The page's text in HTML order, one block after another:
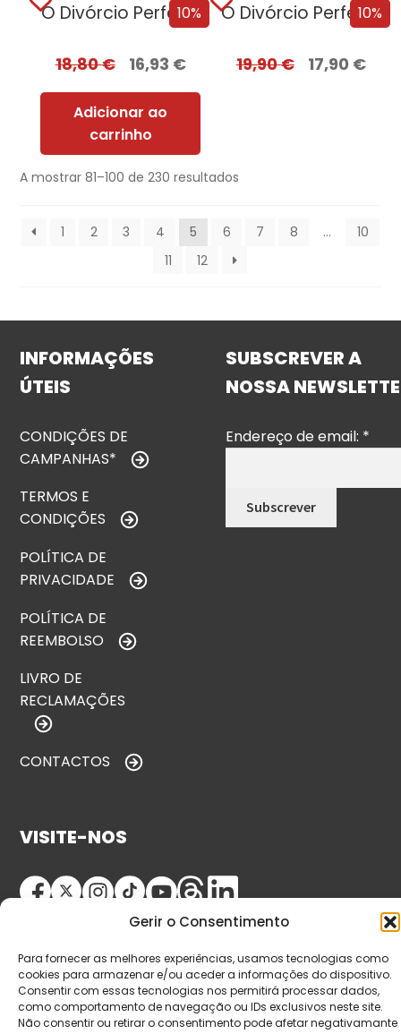
Gerir o Consentimento
Para fornecer as melhores experiências, usamos tecnologias como
cookies para armazenar e/ou aceder a informações do dispositivo.
Consentir com essas tecnologias nos permitirá processar dados,
como comportamento de navegação ou IDs exclusivos neste site.
Não consentir ou retirar o consentimento pode afetar negativamante
10%
O Divórcio Perfeito
18,80€ 16,93 €
Adicionar ao
carrinho
10%
O Divórcio Perfeito com EDGES
19,90€ 17,90 €
A mostrar 81–100 de 230 resultados
1 2 3 4 5 6 7 8 …
10
11
12
INFORMAÇÕES
ÚTEIS
CONDIÇÕES DE
CAMPANHAS*
TERMOS E
CONDIÇÕES
POLÍTICA DE
PRIVACIDADE
POLÍTICA DE
REEMBOLSO
LIVRO DE
RECLAMAÇÕES
CONTACTOS
SUBSCREVER A
NOSSA
Endereço de email: *
VISITE-NOS
© Copyright 2026 Saída de Emergência. Todos os